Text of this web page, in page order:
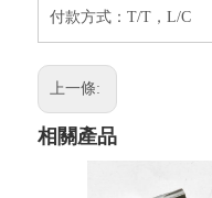
付款方式：T/T，L/C
上一條:
相關產品